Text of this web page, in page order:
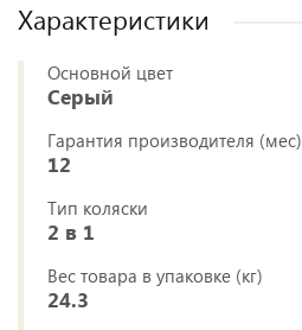
Характеристики
Основной цвет
Серый
Гарантия производителя (мес)
12
Тип коляски
2 в 1
Вес товара в упаковке (кг)
24.3